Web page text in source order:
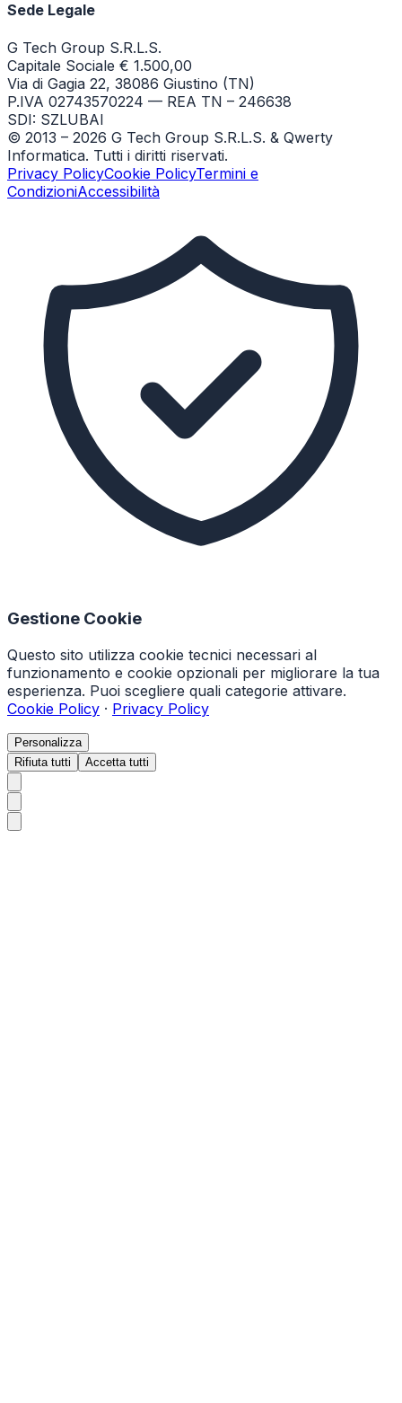
Sede Legale
G Tech Group S.R.L.S.
Capitale Sociale € 1.500,00
Via di Gagia 22, 38086 Giustino (TN)
P.IVA 02743570224 — REA TN – 246638
SDI: SZLUBAI
© 2013 – 2026 G Tech Group S.R.L.S. & Qwerty
Informatica. Tutti i diritti riservati.
Privacy PolicyCookie PolicyTermini e
CondizioniAccessibilità
Gestione Cookie
Questo sito utilizza cookie tecnici necessari al
funzionamento e cookie opzionali per migliorare la tua
esperienza. Puoi scegliere quali categorie attivare.
Cookie Policy · Privacy Policy
Personalizza
Rifiuta tutti
Accetta tutti